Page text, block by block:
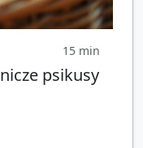
15 min
psikusy